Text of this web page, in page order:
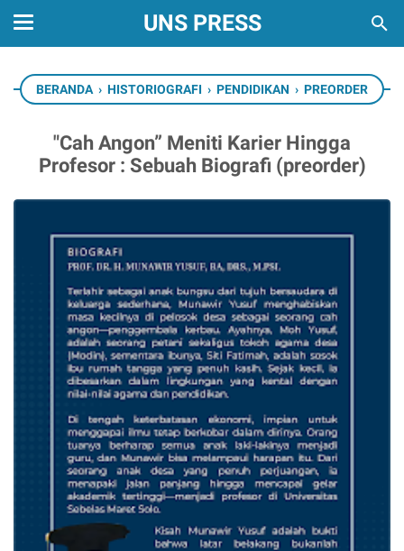
UNS PRESS
BERANDA › HISTORIOGRAFI › PENDIDIKAN › PREORDER
"Cah Angon” Meniti Karier Hingga
Profesor : Sebuah Biografi (preorder)